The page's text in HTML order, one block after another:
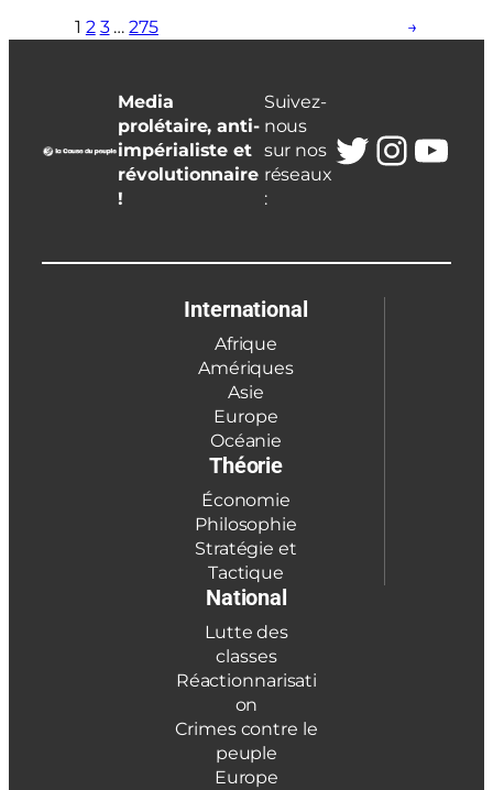
1 2 3 … 275 →
Media
prolétaire, anti-
impérialiste et
révolutionnaire
!
Suivez-
nous
sur nos
réseaux
:
Twitter
International
Afrique
Amériques
Asie
Europe
Océanie
Théorie
Économie
Philosophie
Stratégie et
Tactique
National
Lutte des
classes
Réactionnarisati
on
Crimes contre le
peuple
Europe